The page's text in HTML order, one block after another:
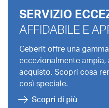
SERVIZIO
AFFIDABILE E
Geberit offre una
eccezionalmente
acquisto. Scopri cosa
così speciale.
Scopri di più